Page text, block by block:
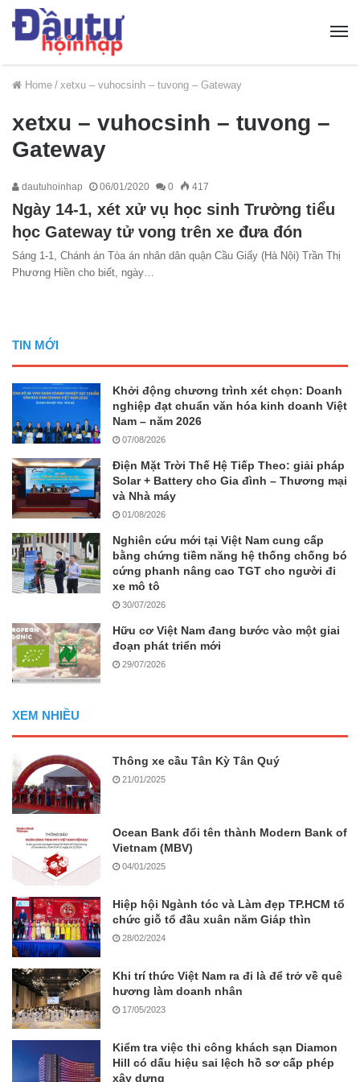
Home / xetxu – vuhocsinh – tuvong – Gateway
xetxu – vuhocsinh – tuvong –
Gateway
dautuhoinhap 06/01/2020 0 417
Ngày 14-1, xét xử vụ học sinh Trường tiểu
học Gateway tử vong trên xe đưa đón
Sáng 1-1, Chánh án Tòa án nhân dân quận Cầu Giấy (Hà Nội) Trần Thị
Phương Hiền cho biết, ngày…
TIN MỚI
Khởi động chương trình xét chọn: Doanh
nghiệp đạt chuẩn văn hóa kinh doanh Việt
Nam – năm 2026
07/08/2026
Điện Mặt Trời Thế Hệ Tiếp Theo: giải pháp
Solar + Battery cho Gia đình – Thương mại
và Nhà máy
01/08/2026
Nghiên cứu mới tại Việt Nam cung cấp
bằng chứng tiềm năng hệ thống chống bó
cứng phanh nâng cao TGT cho người đi
xe mô tô
30/07/2026
Hữu cơ Việt Nam đang bước vào một giai
đoạn phát triển mới
29/07/2026
XEM NHIỀU
Thông xe cầu Tân Kỳ Tân Quý
21/01/2025
Ocean Bank đổi tên thành Modern Bank of
Vietnam (MBV)
04/01/2025
Hiệp hội Ngành tóc và Làm đẹp TP.HCM tổ
chức giỗ tổ đầu xuân năm Giáp thìn
28/02/2024
Khi trí thức Việt Nam ra đi là để trở về quê
hương làm doanh nhân
17/05/2023
Kiểm tra việc thi công khách sạn Diamon
Hill có dấu hiệu sai lệch hồ sơ cấp phép
xây dựng